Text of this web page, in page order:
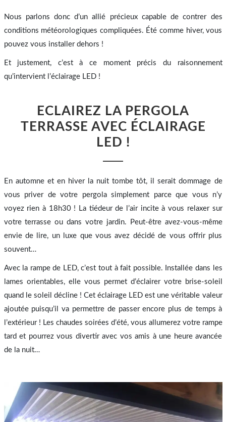
Nous parlons donc d’un allié précieux capable de contrer des
conditions météorologiques compliquées. Été comme hiver, vous
pouvez vous installer dehors !
Et justement, c’est à ce moment précis du raisonnement
qu’intervient l’éclairage LED !
ECLAIREZ LA PERGOLA
TERRASSE AVEC ÉCLAIRAGE
LED !
En automne et en hiver la nuit tombe tôt, il serait dommage de
vous priver de votre pergola simplement parce que vous n’y
voyez rien à 18h30 ! La tiédeur de l’air incite à vous relaxer sur
votre terrasse ou dans votre jardin. Peut-être avez-vous-même
envie de lire, un luxe que vous avez décidé de vous offrir plus
souvent…
Avec la rampe de LED, c’est tout à fait possible. Installée dans les
lames orientables, elle vous permet d’éclairer votre brise-soleil
quand le soleil décline ! Cet éclairage LED est une véritable valeur
ajoutée puisqu’il va permettre de passer encore plus de temps à
l’extérieur ! Les chaudes soirées d’été, vous allumerez votre rampe
tard et pourrez vous divertir avec vos amis à une heure avancée
de la nuit…